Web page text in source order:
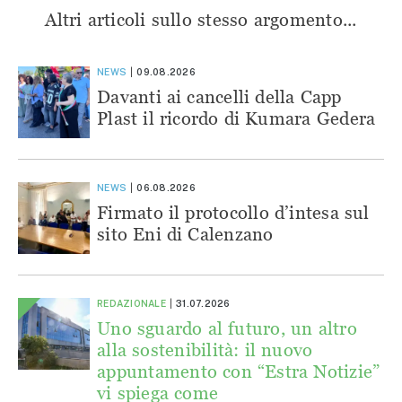
Altri articoli sullo stesso argomento...
NEWS 09.08.2026
Davanti ai cancelli della Capp
Plast il ricordo di Kumara Gedera
NEWS 06.08.2026
Firmato il protocollo d’intesa sul
sito Eni di Calenzano
REDAZIONALE 31.07.2026
Uno sguardo al futuro, un altro
alla sostenibilità: il nuovo
appuntamento con “Estra Notizie”
vi spiega come